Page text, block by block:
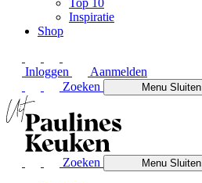
Top 10
Inspiratie
Shop
Inloggen
Aanmelden
Zoeken
MenuSluiten
Zoeken MenuSluiten